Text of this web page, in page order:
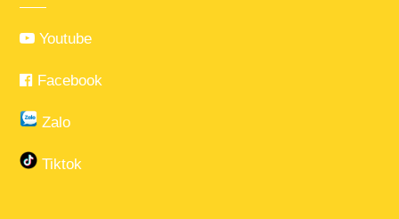
Youtube
Facebook
Zalo
Tiktok